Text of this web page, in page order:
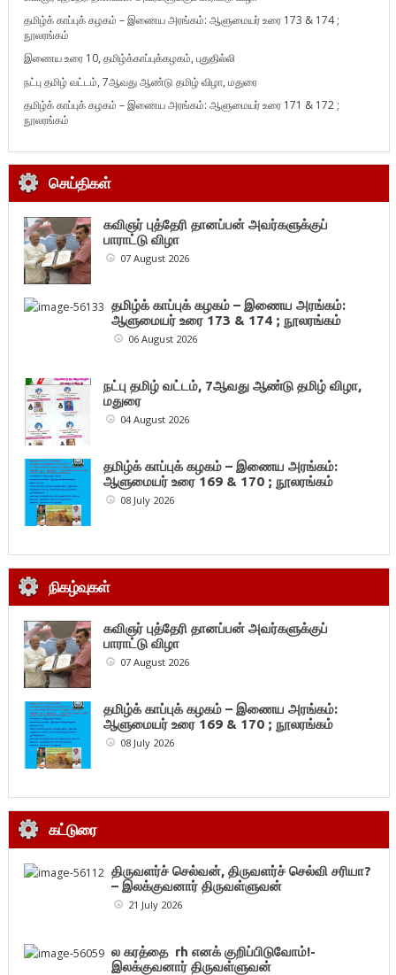
தமிழ்க் காப்புக் கழகம் – இணைய அரங்கம்: ஆளுமையர் உரை 173 & 174 ;
நூலரங்கம்
இணைய உரை 10, தமிழ்க்காப்புக்கழகம், புதுதில்லி
நட்பு தமிழ் வட்டம், 7ஆவது ஆண்டு தமிழ் விழா, மதுரை
தமிழ்க் காப்புக் கழகம் – இணைய அரங்கம்: ஆளுமையர் உரை 171 & 172 ;
நூலரங்கம்
செய்திகள்
கவிஞர் புத்தேரி தானப்பன் அவர்களுக்குப்
பாராட்டு விழா
07 August 2026
தமிழ்க் காப்புக் கழகம் – இணைய அரங்கம்:
ஆளுமையர் உரை 173 & 174 ; நூலரங்கம்
06 August 2026
நட்பு தமிழ் வட்டம், 7ஆவது ஆண்டு தமிழ் விழா,
மதுரை
04 August 2026
தமிழ்க் காப்புக் கழகம் – இணைய அரங்கம்:
ஆளுமையர் உரை 169 & 170 ; நூலரங்கம்
08 July 2026
நிகழ்வுகள்
கவிஞர் புத்தேரி தானப்பன் அவர்களுக்குப்
பாராட்டு விழா
07 August 2026
தமிழ்க் காப்புக் கழகம் – இணைய அரங்கம்:
ஆளுமையர் உரை 169 & 170 ; நூலரங்கம்
08 July 2026
கட்டுரை
திருவளர்ச் செல்வன், திருவளர்ச் செல்வி சரியா?
– இலக்குவனார் திருவள்ளுவன்
21 July 2026
ல கரத்தை rh எனக் குறிப்பிடுவோம்!-
இலக்குவனார் திருவள்ளுவன்